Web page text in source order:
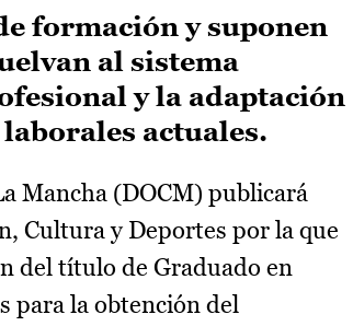
formación y suponen
al sistema
y la adaptación
actuales.
Mancha (DOCM) publicará
Cultura y Deportes por la que
del título de Graduado en
para la obtención del